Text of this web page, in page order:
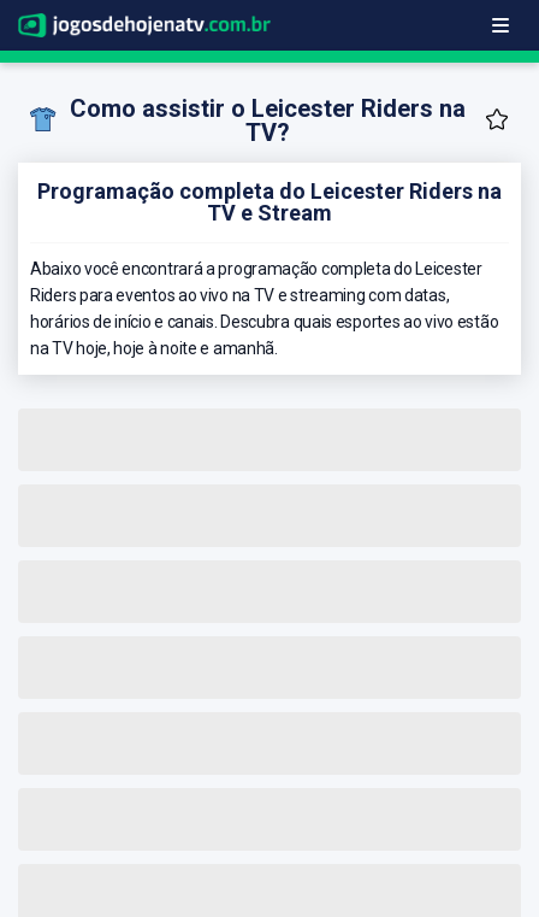
Como assistir o Leicester Riders na
TV?
Programação completa do Leicester Riders na
TV e Stream
Abaixo você encontrará a programação completa do Leicester
Riders para eventos ao vivo na TV e streaming com datas,
horários de início e canais. Descubra quais esportes ao vivo estão
na TV hoje, hoje à noite e amanhã.